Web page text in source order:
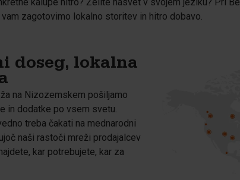
zagotovimo lokalno storitev in hitro dobavo.
doseg, lokalna
na Nizozemskem pošiljamo
in dodatke po vsem svetu.
treba čakati na mednarodni
naši rastoči mreži prodajalcev
kar potrebujete, kar za